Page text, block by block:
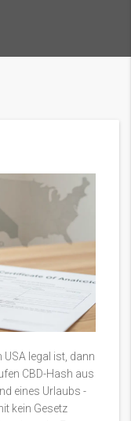
legal ist, dann
CBD-Hash aus
eines Urlaubs -
kein Gesetz